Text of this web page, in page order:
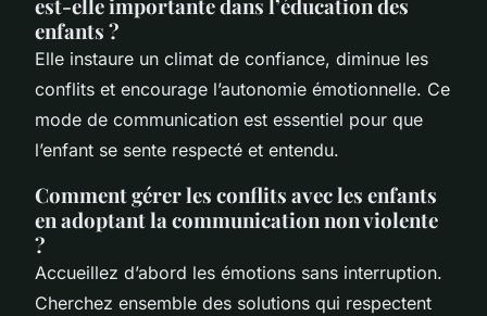
est-elle importante dans l’éducation des
enfants ?
Elle instaure un climat de confiance, diminue les
conflits et encourage l’autonomie émotionnelle. Ce
mode de communication est essentiel pour que
l’enfant se sente respecté et entendu.
Comment gérer les conflits avec les enfants
en adoptant la communication non violente
?
Accueillez d’abord les émotions sans interruption.
Cherchez ensemble des solutions qui respectent